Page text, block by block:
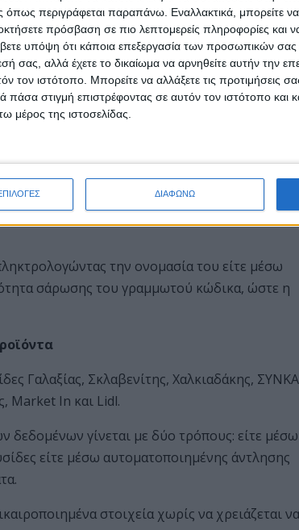
περιγράφεται παραπάνω. Εναλλακτικά, μπορείτε να
πρόσβαση σε πιο λεπτομερείς πληροφορίες και
υπόψη ότι κάποια επεξεργασία των προσωπικών σας
σας, αλλά έχετε το δικαίωμα να αρνηθείτε αυτήν την
τον ιστότοπο. Μπορείτε να αλλάξετε τις προτιμήσεις
στιγμή επιστρέφοντας σε αυτόν τον ιστότοπο και
μέρος της ιστοσελίδας.
ΔΙΑΦΩΝΩ
ενώ συνολικά οι κωδικοί
και γαλακτοκομικά μέχρι
την ονομασία του είτε μέσω
σάρωσης του γραμμωτού κώδικα, ώστε η
Γαλαξίας, Σκλαβενίτης, Χαλκιαδάκης,
Market In και Lidl.
δεδομένων γίνεται με δύο τρόπους: είτε μέσω
είτε μέσω αυτοματοποιημένης άντλησης
στοιχεία χωρίς να χρειάζεται να